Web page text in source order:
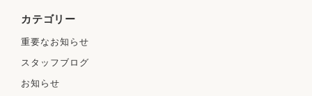
カテゴリー
重要なお知らせ
スタッフブログ
お知らせ